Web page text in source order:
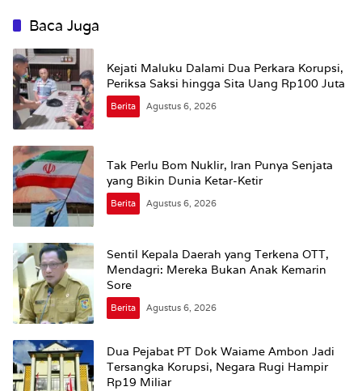
Baca Juga
Kejati Maluku Dalami Dua Perkara Korupsi,
Periksa Saksi hingga Sita Uang Rp100 Juta
Berita Agustus 6, 2026
Tak Perlu Bom Nuklir, Iran Punya Senjata
yang Bikin Dunia Ketar-Ketir
Berita Agustus 6, 2026
Sentil Kepala Daerah yang Terkena OTT,
Mendagri: Mereka Bukan Anak Kemarin
Sore
Berita Agustus 6, 2026
Dua Pejabat PT Dok Waiame Ambon Jadi
Tersangka Korupsi, Negara Rugi Hampir
Rp19 Miliar